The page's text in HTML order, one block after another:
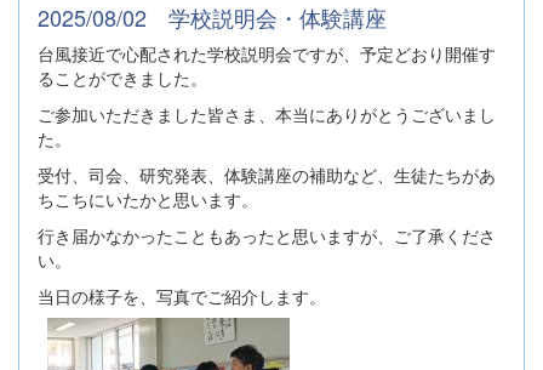
2025/08/02 学校説明会・体験講座
台風接近で心配された学校説明会ですが、予定どおり開催す
ることができました。
ご参加いただきました皆さま、本当にありがとうございまし
た。
受付、司会、研究発表、体験講座の補助など、生徒たちがあ
ちこちにいたかと思います。
行き届かなかったこともあったと思いますが、ご了承くださ
い。
当日の様子を、写真でご紹介します。